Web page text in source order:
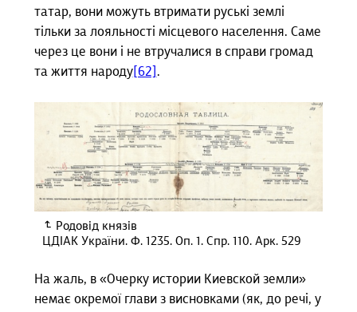
татар, вони можуть втримати руські землі
тільки за лояльності місцевого населення. Саме
через це вони і не втручалися в справи громад
та життя народу[62] .
Родовід князів
ЦДІАК України. Ф. 1235. Оп. 1. Спр. 110. Арк. 529
На жаль, в «Очерку истории Киевской земли»
немає окремої глави з висновками (як, до речі, у